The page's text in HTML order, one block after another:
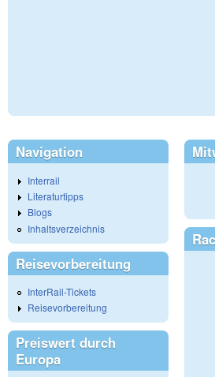
Navigation
Interrail
Literaturtipps
Blogs
Inhaltsverzeichnis
Reisevorbereitung
InterRail-Tickets
Reisevorbereitung
Preiswert durch
Europa